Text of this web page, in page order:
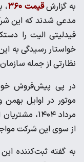
به گزارشقیمت ۳۶۰
،
مدعی شدند که این
فیدلیتی الیت را
خواستار رسیدگی به
نظارتی از جمله
در پی پیش‌فروش
مرداد ۱۴۰۴،
از سوی این شرکت
به گفته ثبت‌کننده